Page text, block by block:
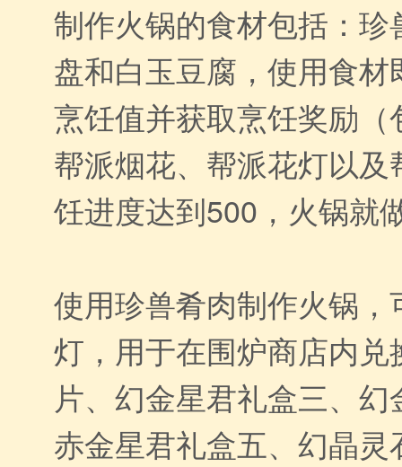
制作火锅的食材包括：
盘和白玉豆腐，使用食
烹饪值并获取烹饪奖励
帮派烟花、帮派花灯以
饪进度达到500，火锅就
使用珍兽肴肉制作火锅，
灯，用于在围炉商店内兑
片、幻金星君礼盒三、
赤金星君礼盒五、幻晶